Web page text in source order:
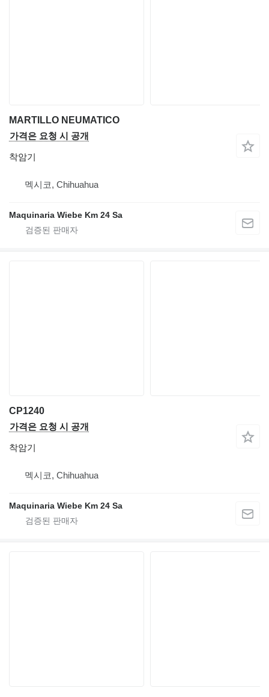
MARTILLO NEUMATICO
가격은 요청 시 공개
착암기
멕시코, Chihuahua
Maquinaria Wiebe Km 24 Sa
CP1240
가격은 요청 시 공개
착암기
멕시코, Chihuahua
Maquinaria Wiebe Km 24 Sa